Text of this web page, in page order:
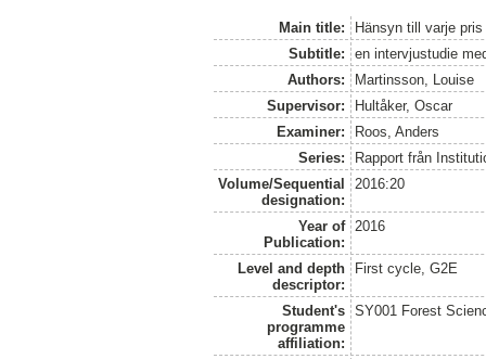
Main title:
Hänsyn till varje pris
Subtitle:
en intervjustudie
Authors:
Martinsson, Louise
Supervisor:
Hultåker, Oscar
Examiner:
Roos, Anders
Series:
Rapport från
Volume/Sequential
designation:
2016:20
Year of
Publication:
2016
Level and depth
descriptor:
First cycle, G2E
Student's
programme
affiliation:
SY001 Forest